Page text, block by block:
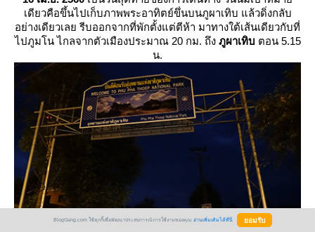
เดียวคือขึ้นไปเก็บภาพพระอาทิตย์ขึ่นบนภูผาเทิบ แล้วดิ่งกลับ
อย่างเดียวเลย รีบออกจากที่พักตั้งแต่ตีห้า มาทางใต้เส้นเดียวกับที่
ไปภูมโน ไกลจากตัวเมืองประมาณ 20 กม. ถึง ภูผาเทิบ ตอน 5.15
น.
BlogGang.com ใช้คุกกี้เพื่อพัฒนาประสบการณ์การใช้งานของคุณ อ่านเพิ่มเติมได้ที่นี่